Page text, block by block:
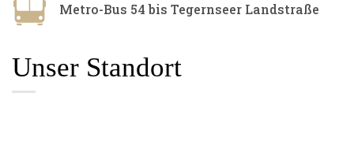
Metro-Bus 54 bis Tegernseer Landstraße
Unser Standort